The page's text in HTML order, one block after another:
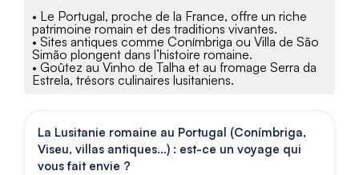
• Le Portugal, proche de la France, offre un riche
patrimoine romain et des traditions vivantes.
• Sites antiques comme Conímbriga ou Villa de São
Simão plongent dans l’histoire romaine.
• Goûtez au Vinho de Talha et au fromage Serra da
Estrela, trésors culinaires lusitaniens.
La Lusitanie romaine au Portugal (Conímbriga,
Viseu, villas antiques…) : est-ce un voyage qui
vous fait envie ?